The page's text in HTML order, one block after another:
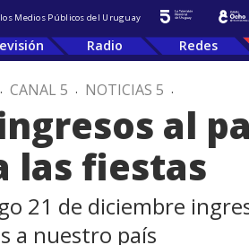
Medios Públicos del Uruguay
Radio Redes
. CANAL 5 . NOTICIAS 5 .
al
las fiestas
21 de diciembre
a nuestro país